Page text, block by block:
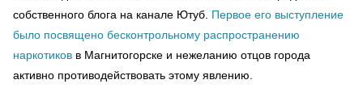
собственного блога на канале Ютуб. Первое его выступление
было посвящено бесконтрольному распространению
наркотиков в Магнитогорске и нежеланию отцов города
активно противодействовать этому явлению.